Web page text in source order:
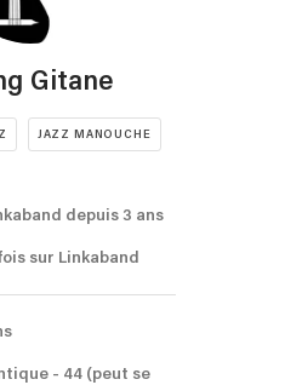
Gitane
JAZZ MANOUCHE
depuis 3 ans
sur Linkaband
- 44 (peut se